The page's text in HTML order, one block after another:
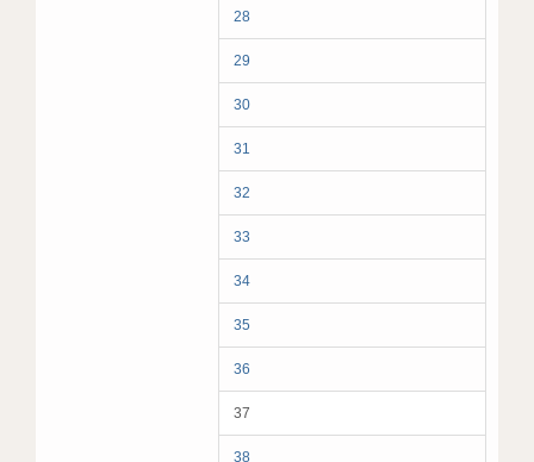
28
29
30
31
32
33
34
35
36
37
38